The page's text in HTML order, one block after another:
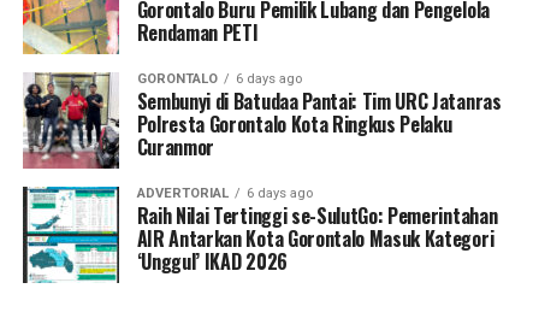
Penyuluhan difokuskan pada pemahaman mekanisme
penularan, pengenalan gejala awal, pentingnya
hingga tuntas, serta pengikisan stigma negatif terhadap
penyintas TBC di lingkungan warga.
“Literasi kesehatan warga adalah fondasi utama dalam
memutus rantai penularan TBC. Kami berupaya
menyampaikan edukasi yang persuasif dan mudah
dipahami agar warga tidak ragu melakukan pemeriksaan
apabila mengalami gejala batuk berkepanjangan,”
Gorontalo Buru Pemilik Lubang dan Pengelola
Rendaman PETI
GORONTALO 6 days ago
Sembunyi di Batudaa Pantai: Tim URC Jatanras
Polresta Gorontalo Kota Ringkus Pelaku
Curanmor
ADVERTORIAL 6 days ago
Raih Nilai Tertinggi se-SulutGo: Pemerintahan
AIR Antarkan Kota Gorontalo Masuk Kategori
‘Unggul’ IKAD 2026